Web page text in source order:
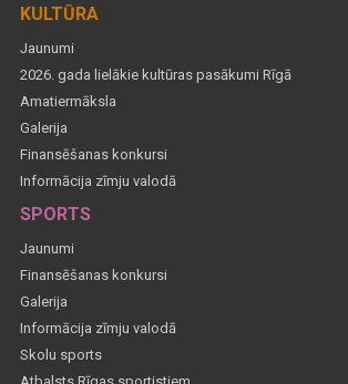
KULTŪRA
Jaunumi
2026. gada lielākie kultūras pasākumi Rīgā
Amatiermāksla
Galerija
Finansēšanas konkursi
Informācija zīmju valodā
SPORTS
Jaunumi
Finansēšanas konkursi
Galerija
Informācija zīmju valodā
Skolu sports